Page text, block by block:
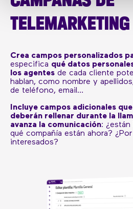
TELEMARKETING
Crea campos personalizados
especifica qué datos
los agentes de cada cliente
hablan, como nombre y
de teléfono, email…
Incluye campos adicionales
deberán rellenar durante la
avanza la comunicación: ¿están
qué compañía están ahora?
interesados?